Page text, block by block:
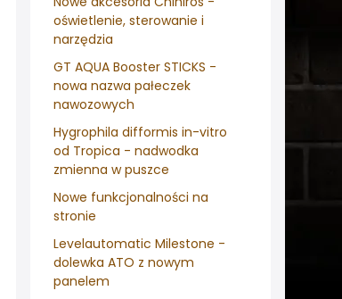
oświetlenie, sterowanie i
narzędzia
GT AQUA Booster STICKS -
nowa nazwa pałeczek
nawozowych
Hygrophila difformis in-vitro
od Tropica - nadwodka
zmienna w puszce
Nowe funkcjonalności na
stronie
Levelautomatic Milestone -
dolewka ATO z nowym
panelem